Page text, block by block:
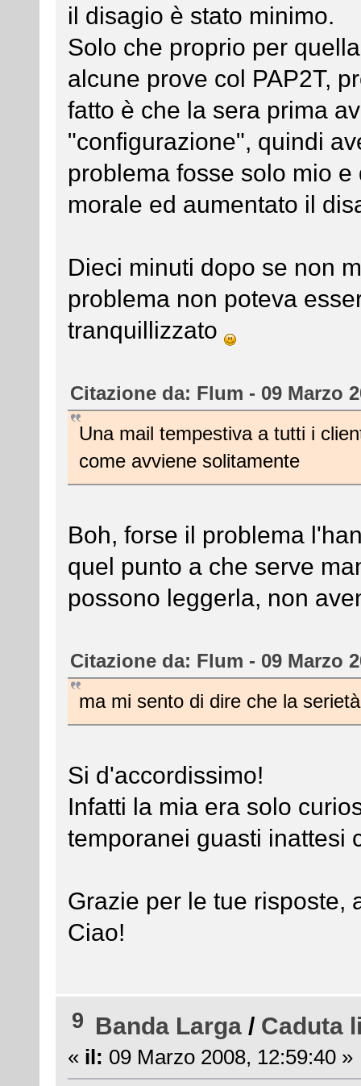
il disagio è stato minimo.
Solo che proprio per
alcune prove col PAP2T,
fatto è che la sera prima
"configurazione", quindi
problema fosse solo mio
morale ed aumentato il
Dieci minuti dopo se non
problema non poteva
tranquillizzato
Citazione da: Flum - 09 Marzo
Una mail tempestiva a tutti i
come avviene solitamente
Boh, forse il problema
quel punto a che serve
possono leggerla, non
Citazione da: Flum - 09 Marzo
ma mi sento di dire che la
Si d'accordissimo!
Infatti la mia era solo
temporanei guasti inattesi
Grazie per le tue risposte,
Ciao!
9 Banda Larga / Caduta
« il: 09 Marzo 2008, 12:59:40 »